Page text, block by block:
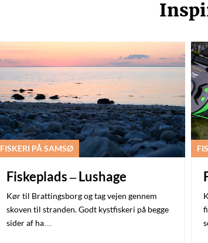
FISKERI PÅ SAMSØ
Fiskeplads – Lushage
Kør til Brattingsborg og tag vejen gennem
skoven til stranden. Godt kystfiskeri på begge
sider af ha…